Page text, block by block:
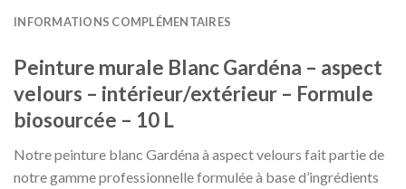
INFORMATIONS COMPLÉMENTAIRES
Peinture murale Blanc Gardéna – aspect
velours – intérieur/extérieur – Formule
biosourcée – 10 L
Notre peinture blanc Gardéna à aspect velours fait partie de
notre gamme professionnelle formulée à base d’ingrédients